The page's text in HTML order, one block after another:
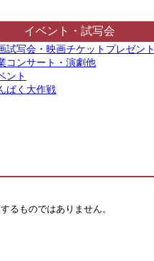
イベント・試写会
試写会・映画チケットプレゼント
コンサート・演劇他
ント
ぱく大作戦
るものではありません。